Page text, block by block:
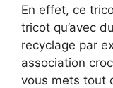
En effet, ce
tricot qu’avec
recyclage par
association
vous mets tout